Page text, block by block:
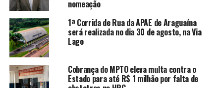
nomeação
1ª Corrida de Rua da APAE de Araguaína
será realizada no dia 30 de agosto, na Via
Lago
Cobrança do MPTO eleva multa contra o
Estado para até R$ 1 milhão por falta de